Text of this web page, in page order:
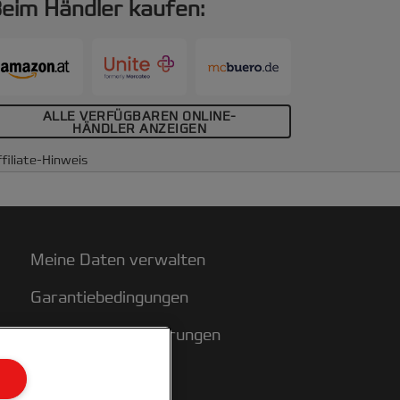
möchten. Mit 3:1-Teilung für 34
geeignet. Für bis zu 115
DIN A4, 250 Stück.
Händler kaufen:
ALLE VERFÜGBAREN ONLINE-
HÄNDLER ANZEIGEN
Hinweis
Meine Daten verwalten
Garantiebedingungen
Konformitätserklärungen